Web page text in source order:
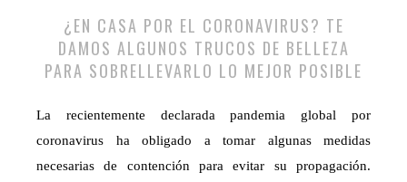
¿EN CASA POR EL CORONAVIRUS? TE
DAMOS ALGUNOS TRUCOS DE BELLEZA
PARA SOBRELLEVARLO LO MEJOR POSIBLE
La recientemente declarada pandemia global por
coronavirus ha obligado a tomar algunas medidas
necesarias de contención para evitar su propagación.